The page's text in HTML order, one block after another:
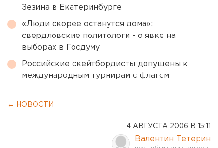
Зезина в Екатеринбурге
«Люди скорее останутся дома»:
свердловские политологи - о явке на
выборах в Госдуму
Российские скейтбордисты допущены к
международным турнирам с флагом
← НОВОСТИ
4 АВГУСТА 2006 В 15:11
Валентин Тетерин